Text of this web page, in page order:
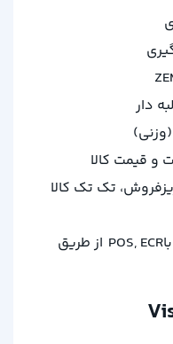
دار
قیمت کالا
تک تک کالا
امکان کارکردچندین ترازو باPOS, ECR از طریق